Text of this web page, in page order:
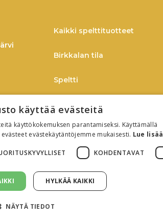
Kaikki spelttituotteet
Birkkalan tila
Speltti
Spelttireseptejä
TIEDOTE
Tietosuojaseloste
käyttää evästeitä
käyttökokemuksen parantamiseksi. Käyttämällä
evästekäytäntöjemme mukaisesti. Lue lisää
KOHDENTAVAT
HYLKÄÄ KAIKKI
NÄYTÄ TIEDOT